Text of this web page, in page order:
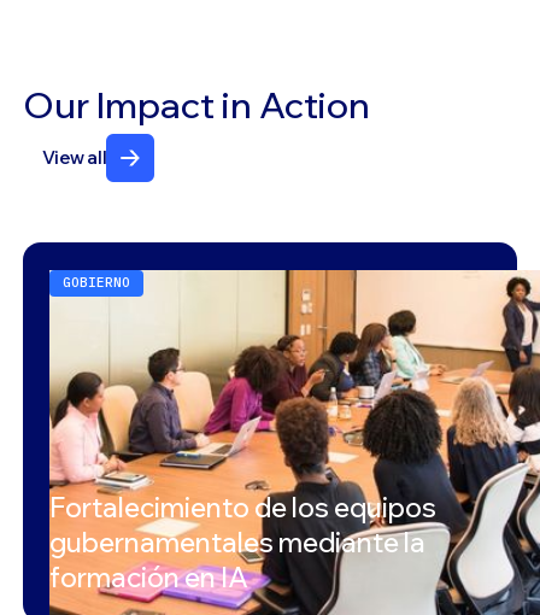
Our Impact in Action
View all
GOBIERNO
Fortalecimiento de los equipos
gubernamentales mediante la
formación en IA